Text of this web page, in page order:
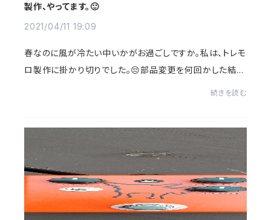
製作、やってます。🙂
2021/04/11 19:09
春なのに風が冷たい中いかがお過ごしですか。私は、トレモ
ロ製作に掛かり切りでした。😔部品変更を何回かした結
続きを読む